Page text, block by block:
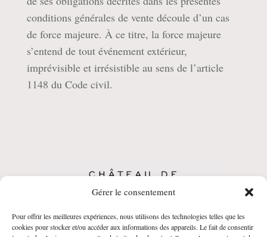
Gérer le consentement
Pour offrir les meilleures expériences, nous utilisons des technologies telles que les
cookies pour stocker et/ou accéder aux informations des appareils. Le fait de consentir
conditions générales de vente découle d’un cas
de force majeure. À ce titre, la force majeure
s’entend de tout événement extérieur,
imprévisible et irrésistible au sens de l’article
1148 du Code civil.
CGV•Politique de Confidentialité•Mentions